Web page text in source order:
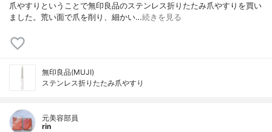
爪やすりということで無印良品のステンレス折りたたみ爪やすりを買い
ました。荒い面で爪を削り、細かい…続きを見る
無印良品(MUJI)
ステンレス折りたたみ爪やすり
元美容部員
rin